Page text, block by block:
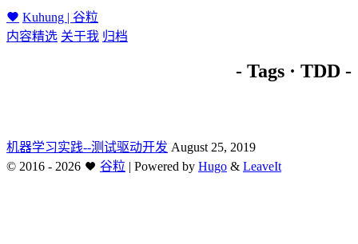
Kuhung | 谷粒
内容精选 关于我 归档
- Tags · TDD -
机器学习实践--测试驱动开发 August 25, 2019
© 2016 - 2026 谷粒 | Powered by Hugo & LeaveIt